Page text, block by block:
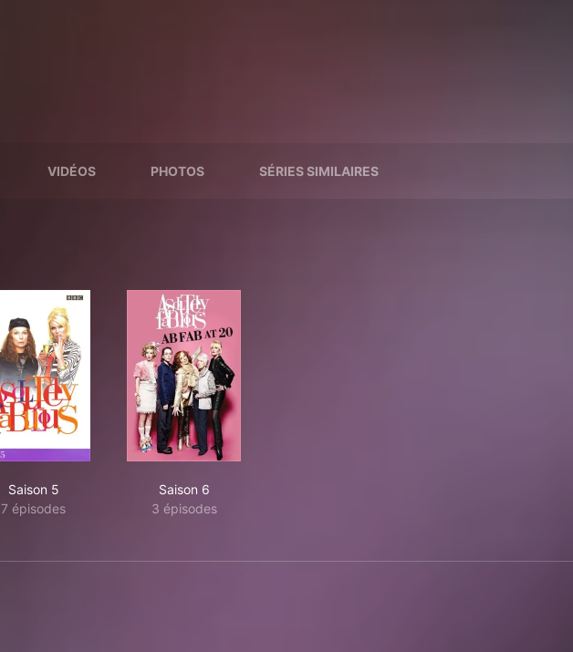
VIDÉOS PHOTOS SÉRIES SIMILAIRES
Saison 5
7 épisodes
Saison 6
3 épisodes